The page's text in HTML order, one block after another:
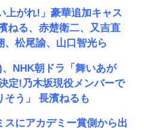
上がれ!」豪華追加キャス
ねる、赤楚衛二、又吉直
松尾諭、山口智光ら
、NHK朝ドラ「舞いあが
定!乃木坂現役メンバーで
そう」 長濱ねるも
スにアカデミー賞側から出